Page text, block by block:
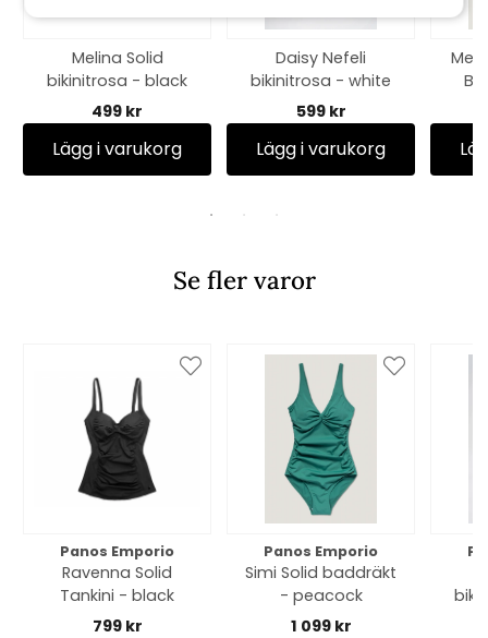
Melina Solid
bikinitrosa - black
499 kr
Lägg i varukorg
Daisy Nefeli
bikinitrosa - white
599 kr
Lägg i varukorg
Se fler varor
Panos Emporio
Ravenna Solid
Tankini - black
799 kr
Panos Emporio
Simi Solid baddräkt
- peacock
1 099 kr